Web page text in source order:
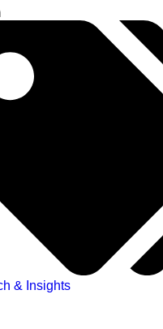
& Insights